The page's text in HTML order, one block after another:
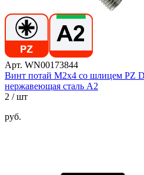
Арт. WN00173844
Винт потай М2х4 со шлицем PZ
нержавеющая сталь А2
2 / шт
руб.